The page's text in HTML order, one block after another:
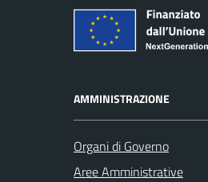
AMMINISTRAZIONE
Organi di Governo
Aree Amministrative